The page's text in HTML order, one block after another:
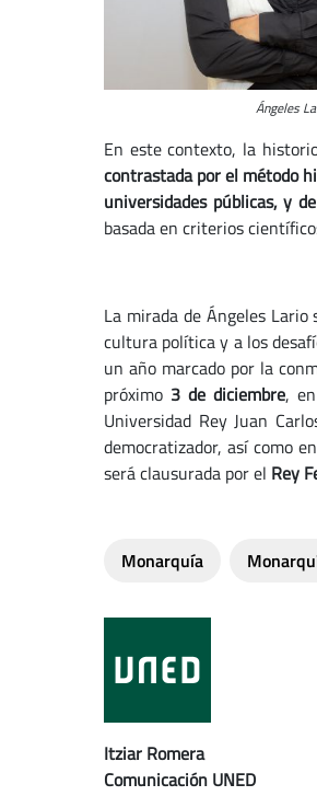
Ángeles
En este contexto, la
contrastada por el método
universidades públicas, y
basada en criterios
La mirada de Ángeles
cultura política y a los
un año marcado por la
próximo 3 de diciembre,
Universidad Rey Juan
democratizador, así como
será clausurada por el Rey
Monarquía
Itziar Romera
Comunicación UNED